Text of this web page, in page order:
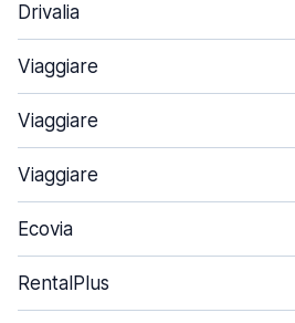
Drivalia
Viaggiare
Viaggiare
Viaggiare
Ecovia
RentalPlus